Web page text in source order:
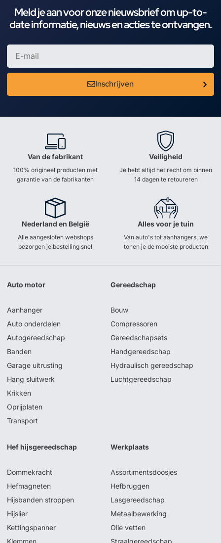
Meld je aan voor onze nieuwsbrief om up-to-
date informatie, nieuws en acties te ontvangen.
Inschrijven
Van de fabrikant
100% origineel producten met
garantie van de fabrikanten
Veiligheid
Je hebt altijd het recht om binnen
14 dagen te retoureren
Nederland en België
Alle aangesloten webshops
bezorgen je bestelling snel
Alles voor je tuin
Van auto's tot aanhangers, we
tonen je de mooiste producten
Auto motor
Aanhanger
Auto onderdelen
Autogereedschap
Banden
Garage uitrusting
Hang sluitwerk
Krikken
Oprijplaten
Transport
Gereedschap
Bouw
Compressoren
Gereedschapsets
Handgereedschap
Hydraulisch gereedschap
Luchtgereedschap
Hef hijsgereedschap
Dommekracht
Hefmagneten
Hijsbanden stroppen
Hijslier
Kettingspanner
Klemmen
Werkplaats
Assortimentsdoosjes
Hefbruggen
Lasgereedschap
Metaalbewerking
Olie vetten
Straalgereedschap